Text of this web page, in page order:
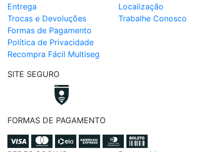
Entrega
Trocas e Devoluções
Formas de Pagamento
Política de Privacidade
Recompra Fácil Multiseg
Localização
Trabalhe Conosco
SITE SEGURO
FORMAS DE PAGAMENTO